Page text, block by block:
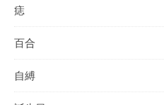
痣
百合
自縛